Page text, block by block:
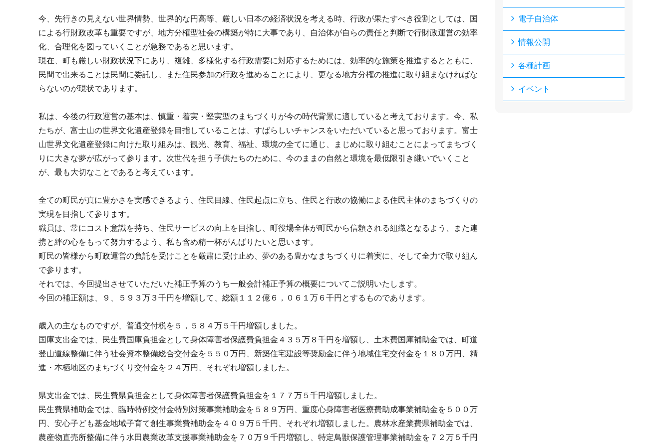
今、先行きの見えない世界情勢、世界的な円高等、厳しい日本の経済状況を考える時、行政が果たすべき役割としては、国
による行財政改革も重要ですが、地方分権型社会の構築が特に大事であり、自治体が自らの責任と判断で行財政運営の効率
化、合理化を図っていくことが急務であると思います。
現在、町も厳しい財政状況下にあり、複雑、多様化する行政需要に対応するためには、効率的な施策を推進するとともに、
民間で出来ることは民間に委託し、また住民参加の行政を進めることにより、更なる地方分権の推進に取り組まなければな
らないのが現状であります。
私は、今後の行政運営の基本は、慎重・着実・堅実型のまちづくりが今の時代背景に適していると考えております。今、私
たちが、富士山の世界文化遺産登録を目指していることは、すばらしいチャンスをいただいていると思っております。富士
山世界文化遺産登録に向けた取り組みは、観光、教育、福祉、環境の全てに通じ、まじめに取り組むことによってまちづく
りに大きな夢が広がって参ります。次世代を担う子供たちのために、今のままの自然と環境を最低限引き継いでいくこと
が、最も大切なことであると考えています。
全ての町民が真に豊かさを実感できるよう、住民目線、住民起点に立ち、住民と行政の協働による住民主体のまちづくりの
実現を目指して参ります。
職員は、常にコスト意識を持ち、住民サービスの向上を目指し、町役場全体が町民から信頼される組織となるよう、また連
携と絆の心をもって努力するよう、私も含め精一杯がんばりたいと思います。
町民の皆様から町政運営の負託を受けことを厳粛に受け止め、夢のある豊かなまちづくりに着実に、そして全力で取り組ん
で参ります。
それでは、今回提出させていただいた補正予算のうち一般会計補正予算の概要についてご説明いたします。
今回の補正額は、９、５９３万３千円を増額して、総額１１２億６，０６１万６千円とするものであります。
歳入の主なものですが、普通交付税を５，５８４万５千円増額しました。
国庫支出金では、民生費国庫負担金として身体障害者保護費負担金４３５万８千円を増額し、土木費国庫補助金では、町道
登山道線整備に伴う社会資本整備総合交付金を５５０万円、新築住宅建設等奨励金に伴う地域住宅交付金を１８０万円、精
進・本栖地区のまちづくり交付金を２４万円、それぞれ増額しました。
県支出金では、民生費県負担金として身体障害者保護費負担金を１７７万５千円増額しました。
民生費県補助金では、臨時特例交付金特別対策事業補助金を５８９万円、重度心身障害者医療費助成事業補助金を５００万
円、安心子ども基金地域子育て創生事業費補助金を４０９万５千円、それぞれ増額しました。農林水産業費県補助金では、
農産物直売所整備に伴う水田農業改革支援事業補助金を７０万９千円増額し、特定鳥獣保護管理事業補助金を７２万５千円
電子自治体
情報公開
各種計画
イベント